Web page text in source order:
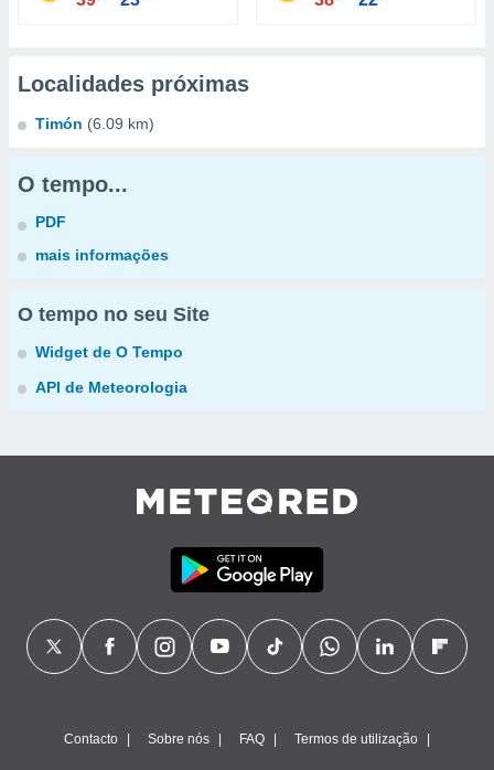
Localidades próximas
Timón (6.09 km)
O tempo...
PDF
mais informações
O tempo no seu Site
Widget de O Tempo
API de Meteorologia
Contacto Sobre nós FAQ Termos de utilização